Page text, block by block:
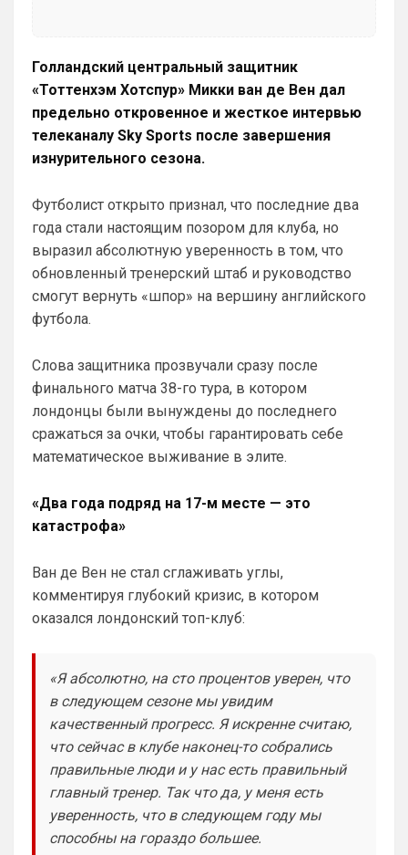
Голландский центральный защитник
«Тоттенхэм Хотспур» Микки ван де Вен дал
предельно откровенное и жесткое интервью
телеканалу Sky Sports после завершения
изнурительного сезона.
Футболист открыто признал, что последние два
года стали настоящим позором для клуба, но
выразил абсолютную уверенность в том, что
обновленный тренерский штаб и руководство
смогут вернуть «шпор» на вершину английского
футбола.
Слова защитника прозвучали сразу после
финального матча 38-го тура, в котором
лондонцы были вынуждены до последнего
сражаться за очки, чтобы гарантировать себе
математическое выживание в элите.
«Два года подряд на 17-м месте — это
катастрофа»
Ван де Вен не стал сглаживать углы,
комментируя глубокий кризис, в котором
оказался лондонский топ-клуб:
«Я абсолютно, на сто процентов уверен, что
в следующем сезоне мы увидим
качественный прогресс. Я искренне считаю,
что сейчас в клубе наконец-то собрались
правильные люди и у нас есть правильный
главный тренер. Так что да, у меня есть
уверенность, что в следующем году мы
способны на гораздо большее.
губе и продлил контракт с Реалом, да и
Роджерс тоже привет передал, красно-
беленькой мусорке, которая теперь
будет ещё двадцать лет дpoчить на
чемпионство.
SkyNet
Ух, сколько же здесь синего общества...ну
ничего, скоро окрасим все в красный,
Е6альник свой с красный покрась,
чучело.
SkaVik • 00:45
прям на главной странице выбрать те
новости, которые он хочет читать.
Например е
Тогда хз, о чем человек.
Аристократ• 10:33
Кстати ещё одна идея , добавить
несколько блоков чата, например
общий …дабы избежать неизбежного
срача )
Я попытался нормально вчера с
болельщиком Арсенала пообщаться , но
потом всю ночь не мог уснуть и сейчас
понимаю что это было ошибкой 😁
Ответ для Аристократ
Кстати ещё одна идея , добавить несколько
блоков чата, например отдельный чат для
фанатов Челси , и общий …дабы избежать
не знаю, смогу ли реализовать.
Аристократ • 10:38
Ответ для Britball
не знаю, смогу ли реализовать. Посмотрю.